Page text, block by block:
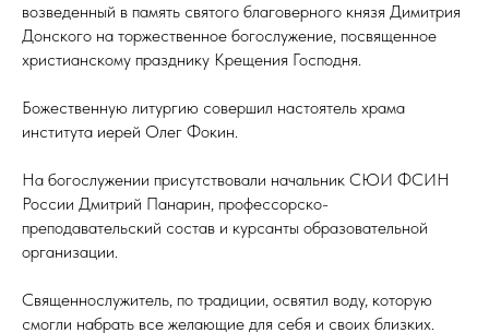
возведенный в память святого благоверного князя Димитрия
Донского на торжественное богослужение, посвященное
христианскому празднику Крещения Господня.
Божественную литургию совершил настоятель храма
института иерей Олег Фокин.
На богослужении присутствовали начальник СЮИ ФСИН
России Дмитрий Панарин, профессорско-
преподавательский состав и курсанты образовательной
организации.
Священнослужитель, по традиции, освятил воду, которую
смогли набрать все желающие для себя и своих близких.